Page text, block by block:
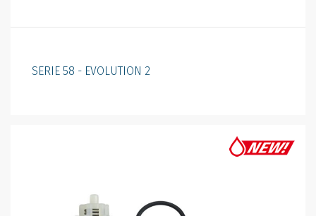
SERIE 58 - EVOLUTION 2